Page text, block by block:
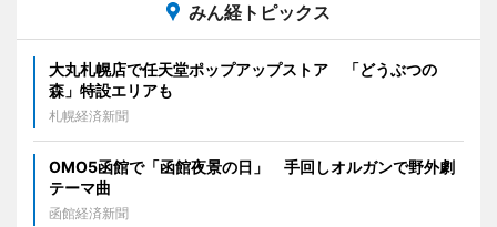
みん経トピックス
大丸札幌店で任天堂ポップアップストア 「どうぶつの
森」特設エリアも
札幌経済新聞
OMO5函館で「函館夜景の日」 手回しオルガンで野外劇
テーマ曲
函館経済新聞